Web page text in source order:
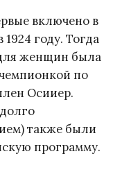
включено в
году. Тогда
женщин была
по
Осииер.
также были
программу.